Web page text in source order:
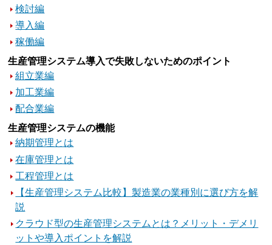
検討編
導入編
稼働編
生産管理システム導入で失敗しないためのポイント
組立業編
加工業編
配合業編
生産管理システムの機能
納期管理とは
在庫管理とは
工程管理とは
【生産管理システム比較】製造業の業種別に選び方を解
説
クラウド型の生産管理システムとは？メリット・デメリ
ットや導入ポイントを解説